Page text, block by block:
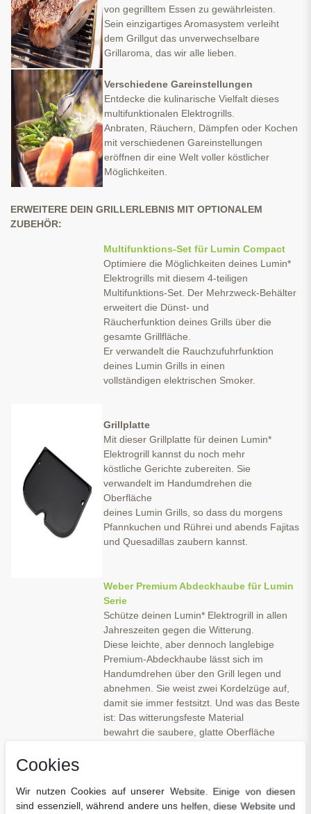
von gegrilltem Essen zu gewährleisten.
Sein einzigartiges Aromasystem verleiht
dem Grillgut das unverwechselbare
Grillaroma, das wir alle lieben.
Verschiedene Gareinstellungen
Entdecke die kulinarische Vielfalt dieses
multifunktionalen Elektrogrills.
Anbraten, Räuchern, Dämpfen oder Kochen
mit verschiedenen Gareinstellungen
eröffnen dir eine Welt voller köstlicher
Möglichkeiten.
ERWEITERE DEIN GRILLERLEBNIS MIT OPTIONALEM
ZUBEHÖR:
Multifunktions-Set für Lumin Compact
Optimiere die Möglichkeiten deines Lumin*
Elektrogrills mit diesem 4-teiligen
Multifunktions-Set. Der Mehrzweck-Behälter
erweitert die Dünst- und
Räucherfunktion deines Grills über die
gesamte Grillfläche.
Er verwandelt die Rauchzufuhrfunktion
deines Lumin Grills in einen
vollständigen elektrischen Smoker.
Grillplatte
Mit dieser Grillplatte für deinen Lumin*
Elektrogrill kannst du noch mehr
köstliche Gerichte zubereiten. Sie
verwandelt im Handumdrehen die
Oberfläche
deines Lumin Grills, so dass du morgens
Pfannkuchen und Rührei und abends Fajitas
und Quesadillas zaubern kannst.
Weber Premium Abdeckhaube für Lumin
Serie
Schütze deinen Lumin* Elektrogrill in allen
Jahreszeiten gegen die Witterung.
Diese leichte, aber dennoch langlebige
Premium-Abdeckhaube lässt sich im
Handumdrehen über den Grill legen und
abnehmen. Sie weist zwei Kordelzüge auf,
damit sie immer festsitzt. Und was das Beste
ist: Das witterungsfeste Material
bewahrt die saubere, glatte Oberfläche
Cookies
Wir nutzen Cookies auf unserer Website. Einige von diesen
sind essenziell, während andere uns helfen, diese Website und